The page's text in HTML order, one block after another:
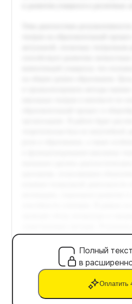
Полный
в
Оплатить